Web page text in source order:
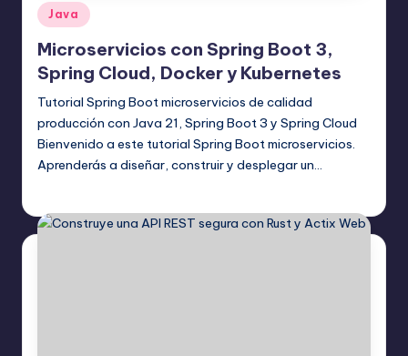
Publicado
en
Java
Microservicios con Spring Boot 3,
Spring Cloud, Docker y Kubernetes
Tutorial Spring Boot microservicios de calidad
producción con Java 21, Spring Boot 3 y Spring Cloud
Bienvenido a este tutorial Spring Boot microservicios.
Aprenderás a diseñar, construir y desplegar un…